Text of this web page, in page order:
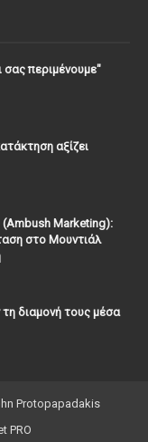
σας περιμένουμε"
αξίζει
(Ambush Marketing):
στο Μουντιάλ
τη διαμονή τους μέσα
Protopapadakis
PRO